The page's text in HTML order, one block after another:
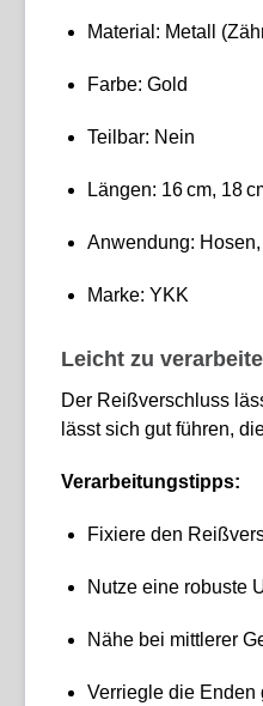
Material: Metall
Farbe: Gold
Teilbar: Nein
Längen: 16 cm, 18
Anwendung:
Marke: YKK
Leicht zu
Der Reißverschluss
lässt sich gut führen,
Verarbeitungstipps:
Fixiere den
Nutze eine robuste
Nähe bei mittlerer
Verriegle die Enden